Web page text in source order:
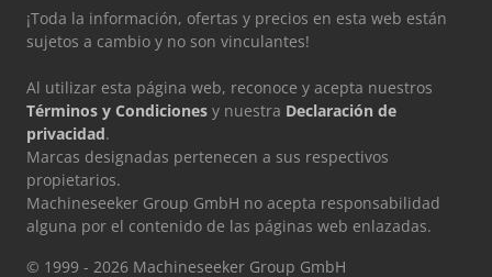
¡Toda la información, ofertas y precios en esta web están
sujetos a cambio y no son vinculantes!
Al utilizar esta página web, reconoce y acepta nuestros
Términos y Condiciones y nuestra Declaración de
privacidad.
Marcas designadas pertenecen a sus respectivos
propietarios.
Machineseeker Group GmbH no acepta responsabilidad
alguna por el contenido de las páginas web enlazadas.
© 1999 - 2026 Machineseeker Group GmbH